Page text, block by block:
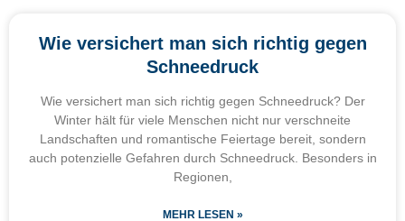
Wie versichert man sich richtig gegen
Schneedruck
Wie versichert man sich richtig gegen Schneedruck? Der
Winter hält für viele Menschen nicht nur verschneite
Landschaften und romantische Feiertage bereit, sondern
auch potenzielle Gefahren durch Schneedruck. Besonders in
Regionen,
MEHR LESEN »